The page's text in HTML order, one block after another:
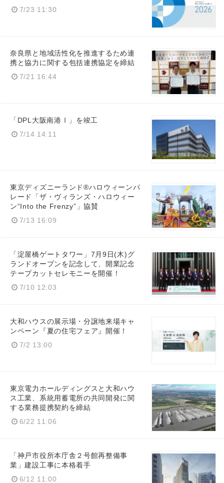
7/23 11:30
奈良県と地域活性化を推進するため連
携と協力に関する包括連携協定を締結
7/21 16:44
「DPL大阪南港Ⅰ」を竣工
7/14 14:11
東京ディズニーランド®ハロウィーンパ
レード「ザ・ヴィランズ・ハロウィー
ン“Into the Frenzy”」協賛
7/13 16:09
「淀屋橋ゲートタワー」7月9日(木)グ
ランドオープンを記念して、開業記念
テープカットセレモニーを開催！
7/10 12:03
大和ハウスの展示場・分譲地来場キャ
ンペーン『夏の住宅フェア』開催！
7/2 13:00
東京電力ホールディングスと大和ハウ
ス工業、系統用蓄電所の共同開発に関
する業務提携契約を締結
6/22 11:06
「神戸市役所本庁舎２号館再整備事
業」建設工事に本格着手
6/12 11:00
Japanese
English